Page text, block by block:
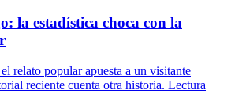
la estadística choca con la
relato popular apuesta a un visitante
reciente cuenta otra historia. Lectura